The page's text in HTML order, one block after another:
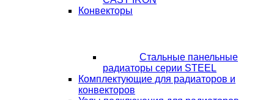
Конвекторы
Стальные панельные
радиаторы серии STEEL
Комплектующие для радиаторов и
конвекторов